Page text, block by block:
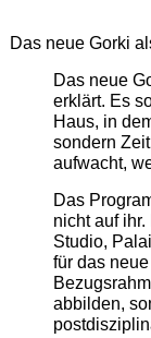
Das neue Gorki
Das neue
erklärt. Es
Haus, in
sondern
aufwacht,
Das
nicht auf
Studio,
für das
abbilden,